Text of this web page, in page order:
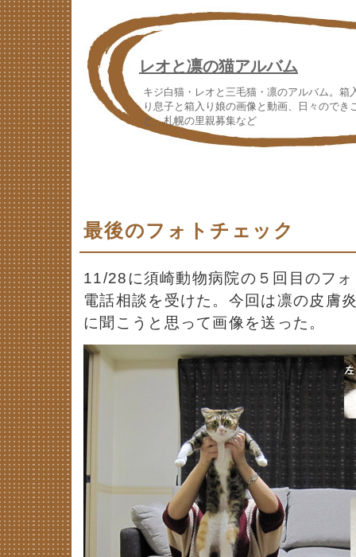
レオと凛の猫アルバム
キジ白猫・レオと三毛猫・凛のアルバム。箱
り息子と箱入り娘の画像と動画、日々のでき
と、札幌の里親募集など
最後のフォトチェック
11/28に須崎動物病院の５回目のフ
電話相談を受けた。今回は凛の皮膚
に聞こうと思って画像を送った。